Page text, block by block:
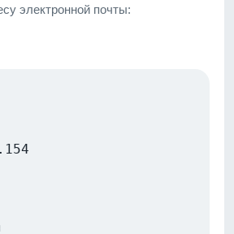
электронной почты: